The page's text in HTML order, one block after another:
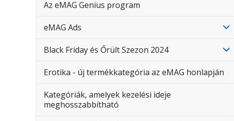
Az eMAG Genius program
eMAG Ads
Black Friday és Őrült Szezon 2024
Erotika - új termékkategória az eMAG honlapján
Kategóriák, amelyek kezelési ideje
meghosszabbítható